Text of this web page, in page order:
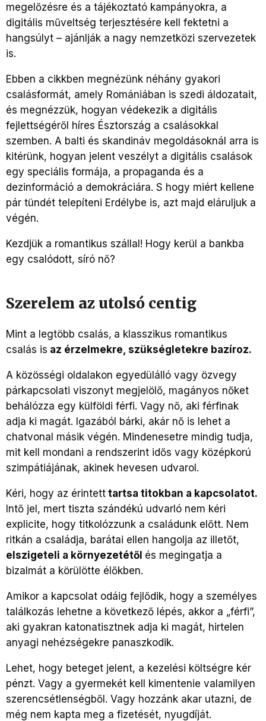
megelőzésre és a tájékoztató kampányokra, a
digitális műveltség terjesztésére kell fektetni a
hangsúlyt – ajánlják a nagy nemzetközi szervezetek
is.
Ebben a cikkben megnézünk néhány gyakori
csalásformát, amely Romániában is szedi áldozatait,
és megnézzük, hogyan védekezik a digitális
fejlettségéről híres Észtország a csalásokkal
szemben. A balti és skandináv megoldásoknál arra is
kitérünk, hogyan jelent veszélyt a digitális csalások
egy speciális formája, a propaganda és a
dezinformáció a demokráciára. S hogy miért kellene
pár tündét telepíteni Erdélybe is, azt majd eláruljuk a
végén.
Kezdjük a romantikus szállal! Hogy kerül a bankba
egy csalódott, síró nő?
Szerelem az utolsó centig
Mint a legtöbb csalás, a klasszikus romantikus
csalás is az érzelmekre, szükségletekre bazíroz.
A közösségi oldalakon egyedülálló vagy özvegy
párkapcsolati viszonyt megjelölő, magányos nőket
behálózza egy külföldi férfi. Vagy nő, aki férfinak
adja ki magát. Igazából bárki, akár nő is lehet a
chatvonal másik végén. Mindenesetre mindig tudja,
mit kell mondani a rendszerint idős vagy középkorú
szimpátiájának, akinek hevesen udvarol.
Kéri, hogy az érintett tartsa titokban a kapcsolatot.
Intő jel, mert tiszta szándékú udvarló nem kéri
explicite, hogy titkolózzunk a családunk előtt. Nem
ritkán a családja, barátai ellen hangolja az illetőt,
elszigeteli a környezetétől és megingatja a
bizalmát a körülötte élőkben.
Amikor a kapcsolat odáig fejlődik, hogy a személyes
találkozás lehetne a következő lépés, akkor a „férfi”,
aki gyakran katonatisztnek adja ki magát, hirtelen
anyagi nehézségekre panaszkodik.
Lehet, hogy beteget jelent, a kezelési költségre kér
pénzt. Vagy a gyermekét kell kimentenie valamilyen
szerencsétlenségből. Vagy hozzánk akar utazni, de
még nem kapta meg a fizetését, nyugdíját.